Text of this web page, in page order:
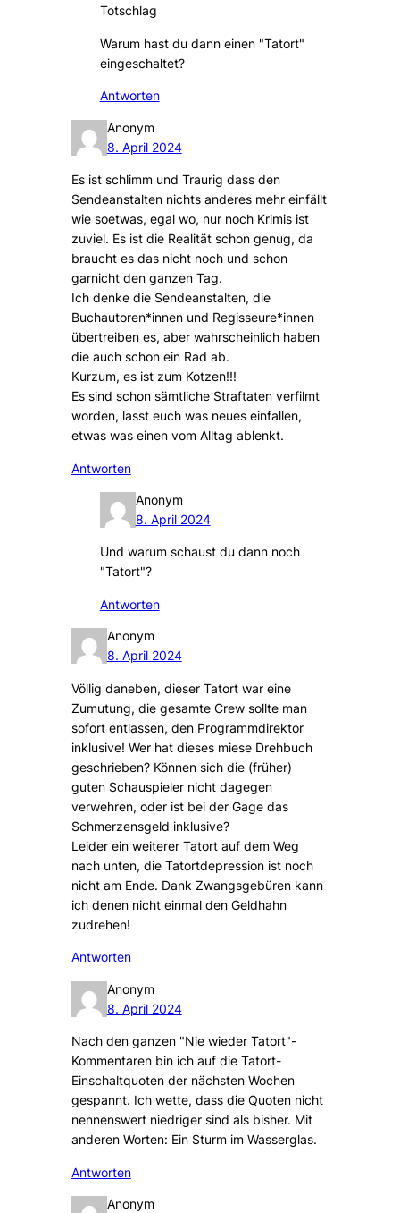
Totschlag
Warum hast du dann einen "Tatort"
eingeschaltet?
Antworten
Anonym
8. April 2024
Es ist schlimm und Traurig dass den
Sendeanstalten nichts anderes mehr einfällt
wie soetwas, egal wo, nur noch Krimis ist
zuviel. Es ist die Realität schon genug, da
braucht es das nicht noch und schon
garnicht den ganzen Tag.
Ich denke die Sendeanstalten, die
Buchautoren*innen und Regisseure*innen
übertreiben es, aber wahrscheinlich haben
die auch schon ein Rad ab.
Kurzum, es ist zum Kotzen!!!
Es sind schon sämtliche Straftaten verfilmt
worden, lasst euch was neues einfallen,
etwas was einen vom Alltag ablenkt.
Antworten
Anonym
8. April 2024
Und warum schaust du dann noch
"Tatort"?
Antworten
Anonym
8. April 2024
Völlig daneben, dieser Tatort war eine
Zumutung, die gesamte Crew sollte man
sofort entlassen, den Programmdirektor
inklusive! Wer hat dieses miese Drehbuch
geschrieben? Können sich die (früher)
guten Schauspieler nicht dagegen
verwehren, oder ist bei der Gage das
Schmerzensgeld inklusive?
Leider ein weiterer Tatort auf dem Weg
nach unten, die Tatortdepression ist noch
nicht am Ende. Dank Zwangsgebüren kann
ich denen nicht einmal den Geldhahn
zudrehen!
Antworten
Anonym
8. April 2024
Nach den ganzen "Nie wieder Tatort"-
Kommentaren bin ich auf die Tatort-
Einschaltquoten der nächsten Wochen
gespannt. Ich wette, dass die Quoten nicht
nennenswert niedriger sind als bisher. Mit
anderen Worten: Ein Sturm im Wasserglas.
Antworten
Anonym